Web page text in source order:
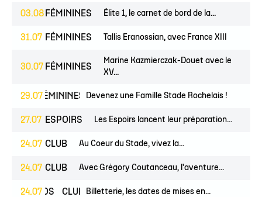
03.08 FÉMININES Élite 1, le carnet de bord de la...
31.07 FÉMININES Tallis Eranossian, avec France XIII
30.07 FÉMININES
Marine Kazmierczak-Douet avec le
XV...
29.07
FÉMININES CLUB
Devenez une Famille Stade Rochelais !
27.07 ESPOIRS Les Espoirs lancent leur préparation...
24.07 CLUB Au Coeur du Stade, vivez la...
24.07 CLUB Avec Grégory Coutanceau, l'aventure...
24.07
PROS CLUB Billetterie, les dates de mises en...